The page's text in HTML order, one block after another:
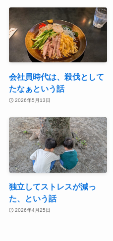
会社員時代は、殺伐として
たなぁという話
2026年5月13日
独立してストレスが減っ
た、という話
2026年4月25日